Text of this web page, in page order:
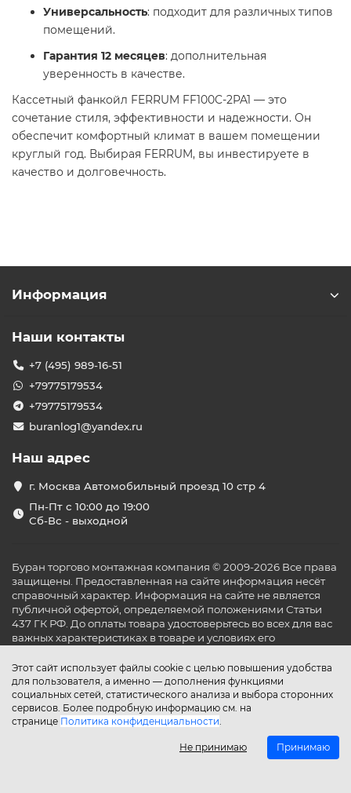
Универсальность: подходит для различных типов
помещений.
Гарантия 12 месяцев: дополнительная
уверенность в качестве.
Кассетный фанкойл FERRUM FF100C-2PA1 — это
сочетание стиля, эффективности и надежности. Он
обеспечит комфортный климат в вашем помещении
круглый год. Выбирая FERRUM, вы инвестируете в
качество и долговечность.
Этот сайт использует файлы cookie с целью повышения удобства
для пользователя, а именно — дополнения функциями
социальных сетей, статистического анализа и выбора сторонних
сервисов. Более подробную информацию см. на
странице Политика конфиденциальности.
Не принимаю Принимаю
Информация
Наши контакты
+7 (495) 989-16-51
+79775179534
+79775179534
buranlog1@yandex.ru
Наш адрес
г. Москва Автомобильный проезд 10 стр 4
Пн-Пт с 10:00 до 19:00
Сб-Вс - выходной
Буран торгово монтажная компания © 2009-2026 Все права
защищены. Предоставленная на сайте информация несёт
справочный характер. Информация на сайте не является
публичной офертой, определяемой положениями Статьи
437 ГК РФ. До оплаты товара удостоверьтесь во всех для вас
важных характеристиках в товаре и условиях его